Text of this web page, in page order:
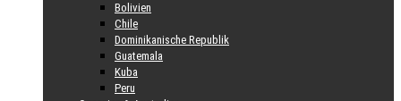
Bolivien
Chile
Dominikanische Republik
Guatemala
Kuba
Peru